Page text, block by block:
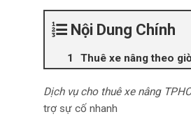
Nội Dung Chính
Thuê xe nâng theo
Dịch vụ cho thuê xe nâng
trợ sự cố nhanh